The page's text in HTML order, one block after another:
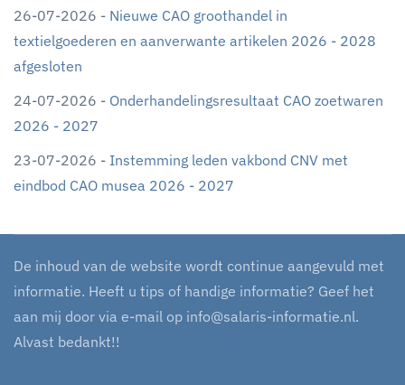
26-07-2026 - Nieuwe CAO groothandel in
textielgoederen en aanverwante artikelen 2026 - 2028
afgesloten
24-07-2026 - Onderhandelingsresultaat CAO zoetwaren
2026 - 2027
23-07-2026 - Instemming leden vakbond CNV met
eindbod CAO musea 2026 - 2027
De inhoud van de website wordt continue aangevuld met
informatie. Heeft u tips of handige informatie? Geef het
aan mij door via e-mail op info@salaris-informatie.nl.
Alvast bedankt!!